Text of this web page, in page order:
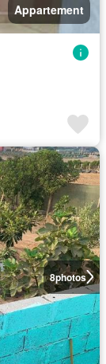
Appartement
8photos